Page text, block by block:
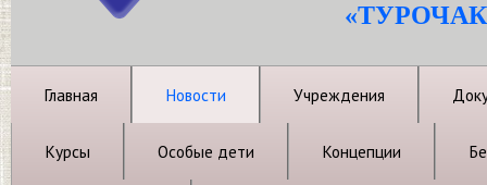
Главная Новости Учреждения
Курсы Особые дети Концепции